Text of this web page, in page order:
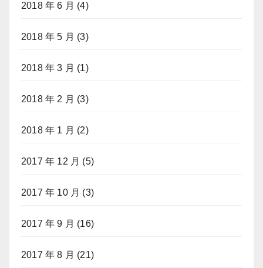
2018 年 6 月 (4)
2018 年 5 月 (3)
2018 年 3 月 (1)
2018 年 2 月 (3)
2018 年 1 月 (2)
2017 年 12 月 (5)
2017 年 10 月 (3)
2017 年 9 月 (16)
2017 年 8 月 (21)